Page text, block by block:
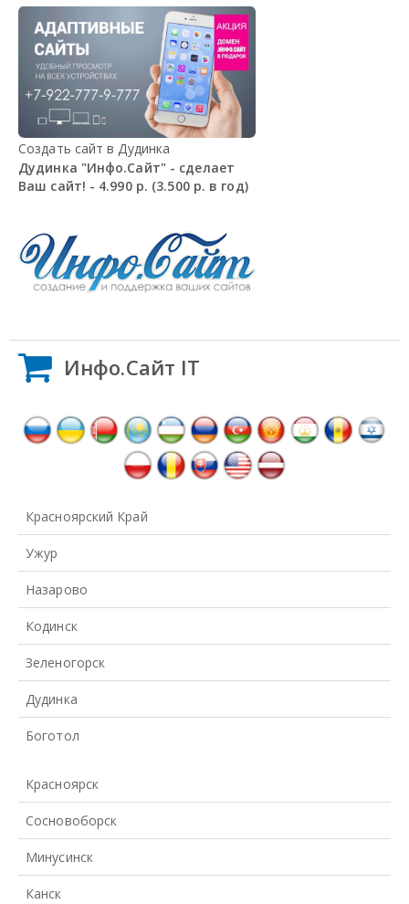
Создать сайт в Дудинка
Дудинка "Инфо.Сайт" - сделает
Ваш сайт! - 4.990 р. (3.500 р. в год)
Инфо.Сайт IT
Красноярский Край
Ужур
Назарово
Кодинск
Зеленогорск
Дудинка
Боготол
Красноярск
Сосновоборск
Минусинск
Канск